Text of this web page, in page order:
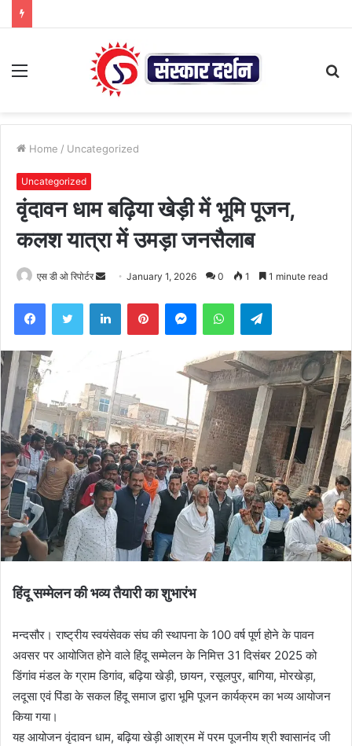
Menu
Home / Uncategorized
Uncategorized
वृंदावन धाम बढ़िया खेड़ी में भूमि पूजन,
कलश यात्रा में उमड़ा जनसैलाब
एस डी ओ रिपोर्टर
Send January 1, 2026 0 1 1 minute read
FacebookTwitter LinkedInPinterestMessengerWhatsAppTelegram
हिंदू सम्मेलन की भव्य तैयारी का शुभारंभ
मन्दसौर। राष्ट्रीय स्वयंसेवक संघ की स्थापना के 100 वर्ष पूर्ण होने के पावन
अवसर पर आयोजित होने वाले हिंदू सम्मेलन के निमित्त 31 दिसंबर 2025 को
डिंगांव मंडल के ग्राम डिगांव, बढ़िया खेड़ी, छायन, रसूलपुर, बागिया, मोरखेड़ा,
लदूसा एवं पिंडा के सकल हिंदू समाज द्वारा भूमि पूजन कार्यक्रम का भव्य आयोजन
किया गया।
यह आयोजन वृंदावन धाम, बढ़िया खेड़ी आश्रम में परम पूजनीय श्री श्वासानंद जी